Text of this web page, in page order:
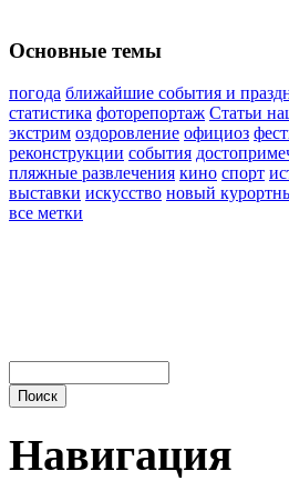
Основные темы
погода ближайшие события и
статистика фоторепортаж Статьи
экстрим оздоровление официоз
реконструкции события
пляжные развлечения кино спорт
выставки искусство новый
все метки
Навигация